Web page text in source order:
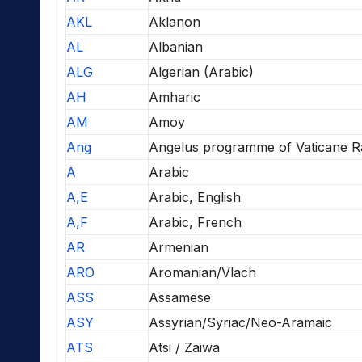
AKL
Aklanon
AL
Albanian
ALG
Algerian (Arabic)
AH
Amharic
AM
Amoy
Ang
Angelus programme of Vaticane
A
Arabic
A,E
Arabic, English
A,F
Arabic, French
AR
Armenian
ARO
Aromanian/Vlach
ASS
Assamese
ASY
Assyrian/Syriac/Neo-Aramaic
ATS
Atsi / Zaiwa